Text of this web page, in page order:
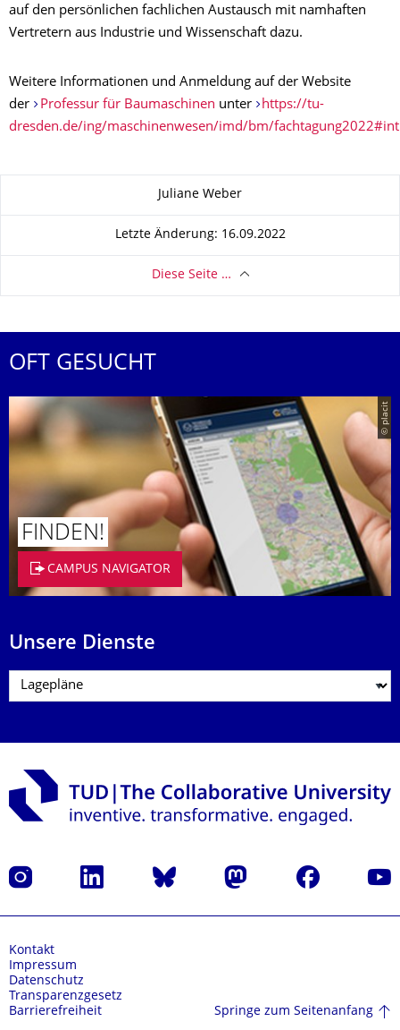
auf den persönlichen fachlichen Austausch mit namhaften
Vertretern aus Industrie und Wissenschaft dazu.
Weitere Informationen und Anmeldung auf der Website
der
Professur für Baumaschinen unter
https://tu-
dresden.de/ing/maschinenwesen/imd/bm/
Juliane Weber
Letzte Änderung: 16.09.2022
Diese Seite …
OFT GESUCHT
© placit
FINDEN!
CAMPUS NAVIGATOR
Unsere Dienste
Instagram LinkedIn Bluesky Mastodon Facebook
Kontakt
Impressum
Datenschutz
Transparenzgesetz
Barrierefreiheit
Springe zum Seitenanfang